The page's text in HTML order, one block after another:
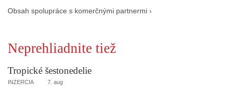
Obsah spolupráce s komerčnými partnermi ›
Neprehliadnite tiež
Tropické šestonedelie
INZERCIA 7. aug